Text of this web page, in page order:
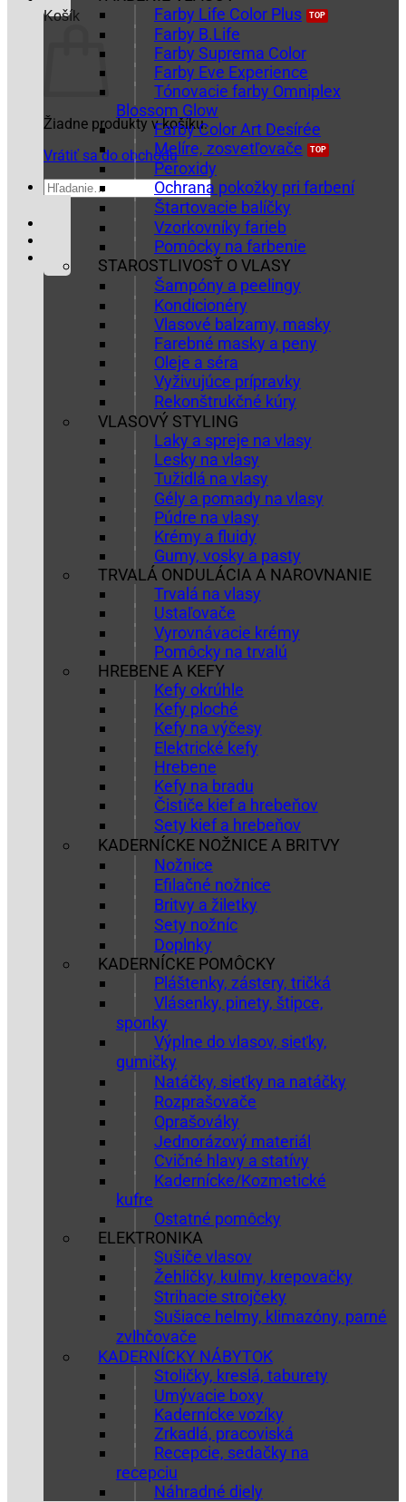
Košík
Žiadne produkty v košíku.
Vrátiť sa do obchodu
Hľadať:
Farby Life Color Plus
Farby B.Life
Farby Suprema Color
Farby Eve Experience
Tónovacie farby Omniplex
Blossom Glow
Farby Color Art Desírée
Melíre, zosvetľovače
Peroxidy
Ochrana pokožky pri farbení
Štartovacie balíčky
Vzorkovníky farieb
Pomôcky na farbenie
STAROSTLIVOSŤ O VLASY
Šampóny a peelingy
Kondicionéry
Vlasové balzamy, masky
Farebné masky a peny
Oleje a séra
Vyživujúce prípravky
Rekonštrukčné kúry
VLASOVÝ STYLING
Laky a spreje na vlasy
Lesky na vlasy
Tužidlá na vlasy
Gély a pomady na vlasy
Púdre na vlasy
Krémy a fluidy
Gumy, vosky a pasty
TRVALÁ ONDULÁCIA A NAROVNANIE
Trvalá na vlasy
Ustaľovače
Vyrovnávacie krémy
Pomôcky na trvalú
HREBENE A KEFY
Kefy okrúhle
Kefy ploché
Kefy na výčesy
Elektrické kefy
Hrebene
Kefy na bradu
Čističe kief a hrebeňov
Sety kief a hrebeňov
KADERNÍCKE NOŽNICE A BRITVY
Nožnice
Efilačné nožnice
Britvy a žiletky
Sety nožníc
Doplnky
KADERNÍCKE POMÔCKY
Pláštenky, zástery, tričká
Vlásenky, pinety, štipce,
sponky
Výplne do vlasov, sieťky,
gumičky
Natáčky, sieťky na natáčky
Rozprašovače
Oprašováky
Jednorázový materiál
Cvičné hlavy a statívy
Kadernícke/Kozmetické
kufre
Ostatné pomôcky
ELEKTRONIKA
Sušiče vlasov
Žehličky, kulmy, krepovačky
Strihacie strojčeky
Sušiace helmy, klimazóny, parné
zvlhčovače
KADERNÍCKY NÁBYTOK
Stoličky, kreslá, taburety
Umývacie boxy
Kadernícke vozíky
Zrkadlá, pracoviská
Recepcie, sedačky na
recepciu
Náhradné diely